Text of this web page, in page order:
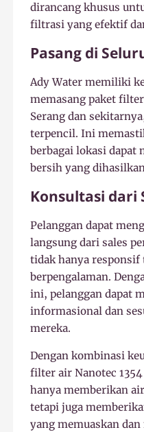
dirancang khusus
filtrasi yang efektif
Pasang di
Ady Water memiliki
memasang paket
Serang dan
terpencil. Ini
berbagai lokasi
bersih yang
Konsultasi dari
Pelanggan dapat
langsung dari sales
tidak hanya responsif
berpengalaman.
ini, pelanggan dapat
informasional dan
mereka.
Dengan kombinasi
filter air Nanotec
hanya memberikan
tetapi juga
yang memuaskan